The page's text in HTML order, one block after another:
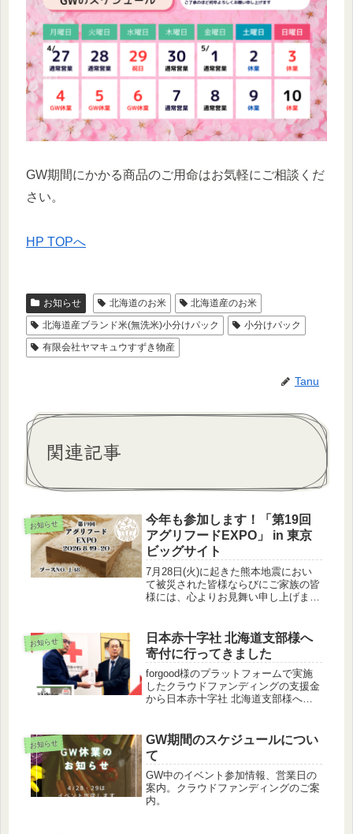
GW期間にかかる商品のご用命はお気軽にご相談くだ
さい。
HP TOPへ
お知らせ 北海道のお米
北海道産のお米
北海道産ブランド米(無洗米)小分けパック
小分けパック
有限会社ヤマキュウすずき物産
Tanu
関連記事
お知らせ
今年も参加します！「第19回
アグリフードEXPO」 in 東京
ビッグサイト
7月28日(火)に起きた熊本地震におい
て被災された皆様ならびにご家族の皆
様には、心よりお見舞い申し上げま
地の一日も早い復旧・復興を心よりお
祈り申し上げます。さて、タイトル
の...
お知らせ
日本赤十字社 北海道支部様へ
寄付に行ってきました
forgood様のプラットフォームで実施
したクラウドファンディングの支援金
から日本赤十字社 北海道支部様へ寄
実現可能な範囲で継続的に支援を実施
していきたいと思います。
お知らせ
GW期間のスケジュールについ
て
GW中のイベント参加情報、営業日の
案内。クラウドファンディングのご案
内。